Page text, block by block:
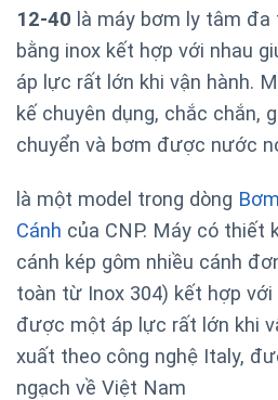
12-40 là máy bơm ly tâm đa
bằng inox kết hợp với nhau
áp lực rất lớn khi vận hành.
kế chuyên dụng, chắc chắn,
chuyển và bơm được nước
là một model trong dòng
Cánh của CNP. Máy có thiết
cánh kép gôm nhiều cánh
toàn từ Inox 304) kết hợp
được một áp lực rất lớn khi
xuất theo công nghệ Italy,
ngạch về Việt Nam